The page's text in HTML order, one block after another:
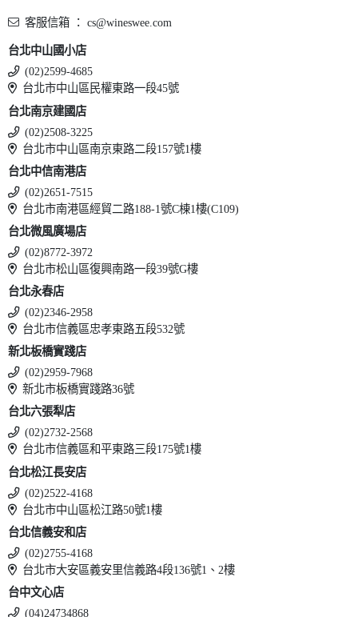
客服信箱 ： cs@wineswee.com
台北中山國小店
(02)2599-4685
台北市中山區民權東路一段45號
台北南京建國店
(02)2508-3225
台北市中山區南京東路二段157號1樓
台北中信南港店
(02)2651-7515
台北市南港區經貿二路188-1號C棟1樓(C109)
台北微風廣場店
(02)8772-3972
台北市松山區復興南路一段39號G樓
台北永春店
(02)2346-2958
台北市信義區忠孝東路五段532號
新北板橋實踐店
(02)2959-7968
新北市板橋實踐路36號
台北六張犁店
(02)2732-2568
台北市信義區和平東路三段175號1樓
台北松江長安店
(02)2522-4168
台北市中山區松江路50號1樓
台北信義安和店
(02)2755-4168
台北市大安區義安里信義路4段136號1、2樓
台中文心店
(04)24734868